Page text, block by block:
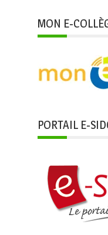
MON E-
PORTAIL E-